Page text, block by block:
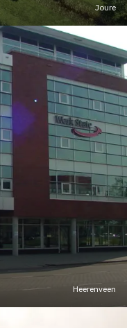
Joure
Heerenveen